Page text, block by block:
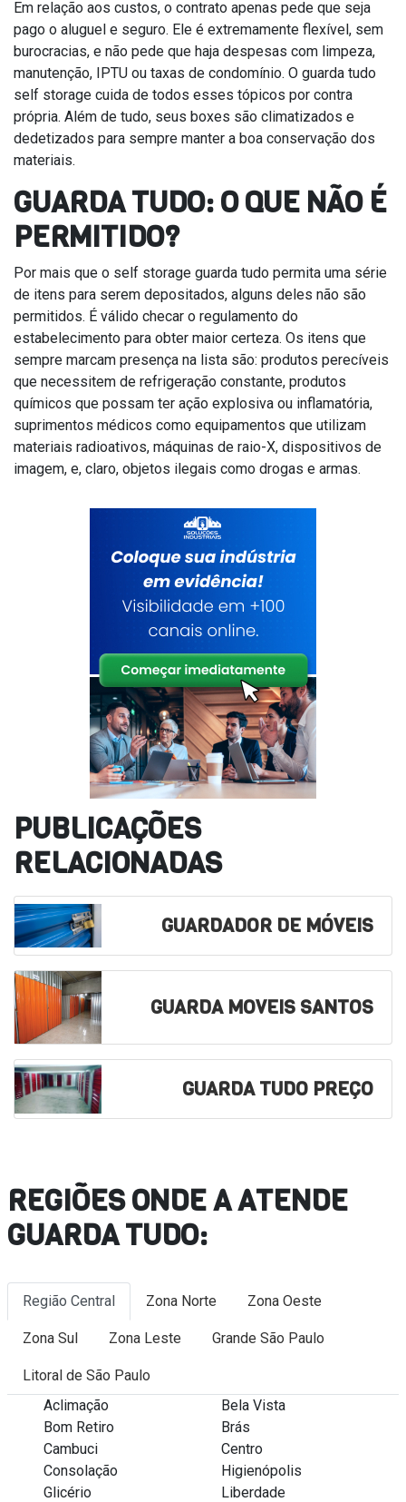
Em relação aos custos, o contrato apenas pede que seja
pago o aluguel e seguro. Ele é extremamente flexível, sem
burocracias, e não pede que haja despesas com limpeza,
manutenção, IPTU ou taxas de condomínio. O guarda tudo
self storage cuida de todos esses tópicos por contra
própria. Além de tudo, seus boxes são climatizados e
dedetizados para sempre manter a boa conservação dos
materiais.
GUARDA TUDO: O QUE NÃO É
PERMITIDO?
Por mais que o self storage guarda tudo permita uma série
de itens para serem depositados, alguns deles não são
permitidos. É válido checar o regulamento do
estabelecimento para obter maior certeza. Os itens que
sempre marcam presença na lista são: produtos perecíveis
que necessitem de refrigeração constante, produtos
químicos que possam ter ação explosiva ou inflamatória,
suprimentos médicos como equipamentos que utilizam
materiais radioativos, máquinas de raio-X, dispositivos de
imagem, e, claro, objetos ilegais como drogas e armas.
PUBLICAÇÕES
RELACIONADAS
GUARDADOR DE MÓVEIS
GUARDA MOVEIS SANTOS
GUARDA TUDO PREÇO
REGIÕES ONDE A ATENDE
GUARDA TUDO:
Região Central Zona Norte Zona Oeste
Zona Sul Zona Leste Grande São Paulo
Litoral de São Paulo
Aclimação
Bela Vista
Bom Retiro
Brás
Cambuci
Centro
Consolação
Higienópolis
Glicério
Liberdade